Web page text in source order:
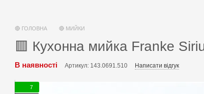
🔴 ГОЛОВНА 🔴 МИЙКИ
🟥 Кухонна мийка Franke
В наявності Артикул: 143.0691.510 Написати відгук
7